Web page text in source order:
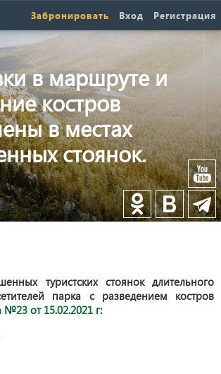
Забронировать Вход Регистрация
в маршруте и
костров
в местах
стоянок.
туристских стоянок длительного
парка с разведением костров
№23 от 15.02.2021 г: